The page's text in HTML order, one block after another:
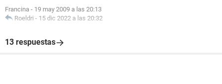
Francina - 19 may 2009 a las 20:13
Roeldri - 15 dic 2022 a las 20:32
13 respuestas